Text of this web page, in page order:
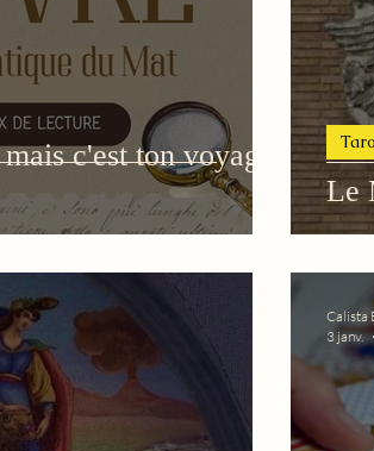
c'est ton voyage
Le
Calista
3 janv.